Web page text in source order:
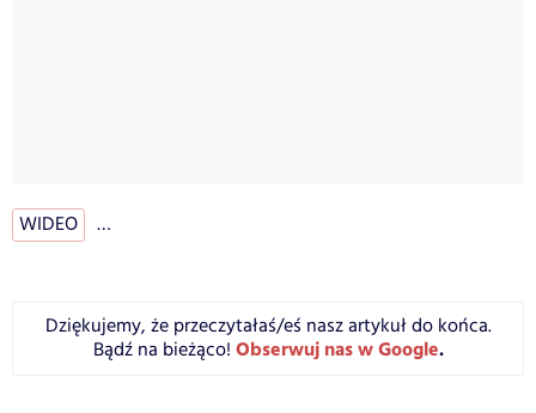
WIDEO …
Dziękujemy, że przeczytałaś/eś nasz artykuł do końca.
Bądź na bieżąco! Obserwuj nas w Google.